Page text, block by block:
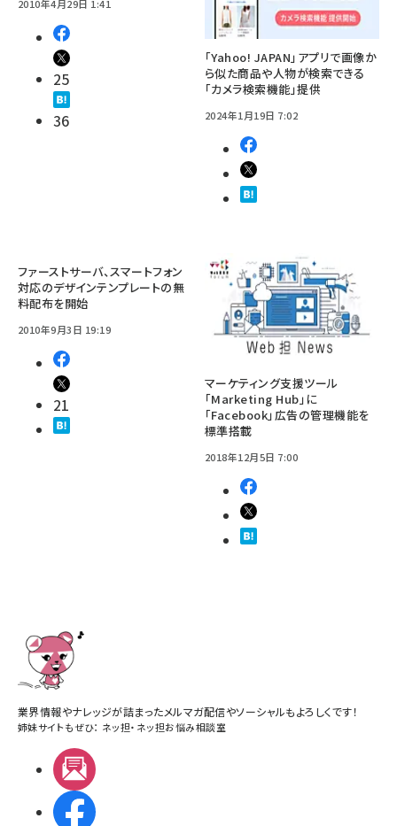
2010年4月29日 1:41
25
36
「Yahoo! JAPAN」アプリで画像か
ら似た商品や人物が検索できる
「カメラ検索機能」提供
2024年1月19日 7:02
ファーストサーバ、スマートフォン
対応のデザインテンプレートの無
料配布を開始
2010年9月3日 19:19
21
マーケティング支援ツール
「Marketing Hub」に
「Facebook」広告の管理機能を
標準搭載
2018年12月5日 7:00
業界情報やナレッジが詰まったメルマガ配信やソーシャルもよろしくです！
姉妹サイトもぜひ： ネッ担・ ネッ担お悩み相談室